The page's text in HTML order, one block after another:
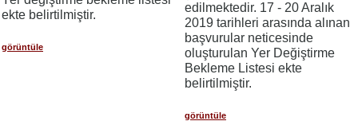
ekte belirtilmiştir.
görüntüle
edilmektedir. 17 - 20 Aralık
2019 tarihleri arasında alınan
başvurular neticesinde
oluşturulan Yer Değiştirme
Bekleme Listesi ekte
belirtilmiştir.
görüntüle